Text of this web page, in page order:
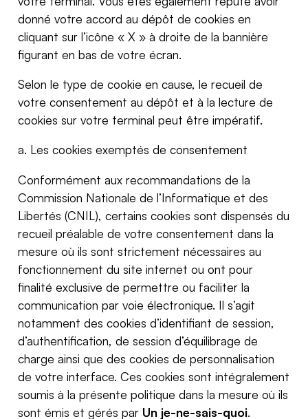
donné votre accord au dépôt de cookies en
cliquant sur l’icône « X » à droite de la bannière
figurant en bas de votre écran.
Selon le type de cookie en cause, le recueil de
votre consentement au dépôt et à la lecture de
cookies sur votre terminal peut être impératif.
a. Les cookies exemptés de consentement
Conformément aux recommandations de la
Commission Nationale de l’Informatique et des
Libertés (CNIL), certains cookies sont dispensés du
recueil préalable de votre consentement dans la
mesure où ils sont strictement nécessaires au
fonctionnement du site internet ou ont pour
finalité exclusive de permettre ou faciliter la
communication par voie électronique. Il s’agit
notamment des cookies d’identifiant de session,
d’authentification, de session d’équilibrage de
charge ainsi que des cookies de personnalisation
de votre interface. Ces cookies sont intégralement
soumis à la présente politique dans la mesure où ils
sont émis et gérés par Un je-ne-sais-quoi.